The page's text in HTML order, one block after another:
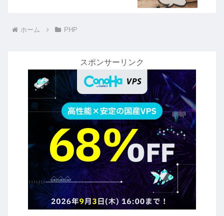
ホーム PHP
スポンサーリンク